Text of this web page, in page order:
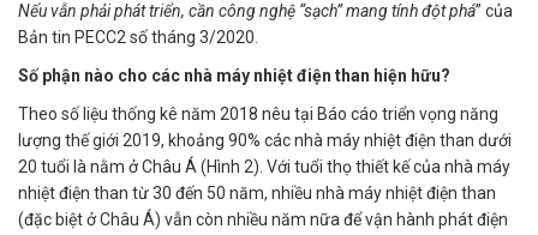
Nếu vẫn phải phát triển, cần công nghệ “sạch” mang tính đột phá” của
Bản tin PECC2 số tháng 3/2020.
Số phận nào cho các nhà máy nhiệt điện than hiện hữu?
Theo số liệu thống kê năm 2018 nêu tại Báo cáo triển vọng năng
lượng thế giới 2019, khoảng 90% các nhà máy nhiệt điện than dưới
20 tuổi là nằm ở Châu Á (Hình 2). Với tuổi thọ thiết kế của nhà máy
nhiệt điện than từ 30 đến 50 năm, nhiều nhà máy nhiệt điện than
(đặc biệt ở Châu Á) vẫn còn nhiều năm nữa để vận hành phát điện